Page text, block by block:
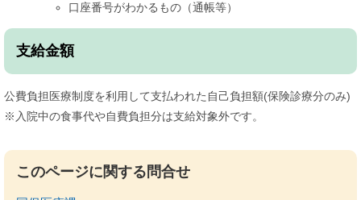
口座番号がわかるもの（通帳等）
支給金額
公費負担医療制度を利用して支払われた自己負担額(保険診療分のみ)
※入院中の食事代や自費負担分は支給対象外です。
このページに関する問合せ